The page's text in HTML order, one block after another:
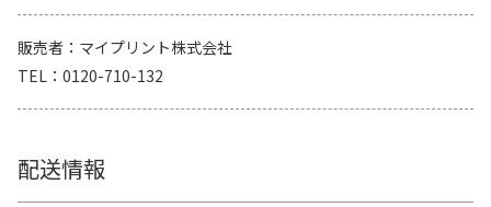
販売者
マイプリント株式会社
TEL
0120-710-132
配送情報